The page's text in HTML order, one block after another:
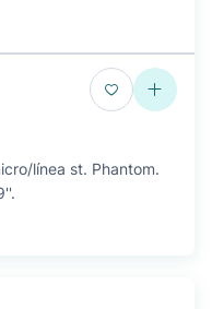
línea st. Phantom.